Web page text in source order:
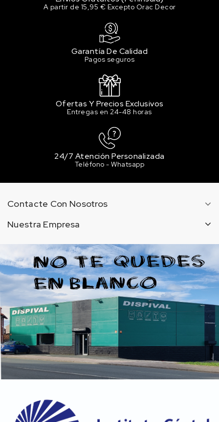
A partir de 15,95 € Excepto Orac Decor
Garantía De Calidad
Pagos seguros
Ofertas Y Precios Exclusivos
Entregas en 24-48 horas
24/7 Atención Personalizada
Teléfono - Whatsapp
Contacte Con Nosotros
Nuestra Empresa